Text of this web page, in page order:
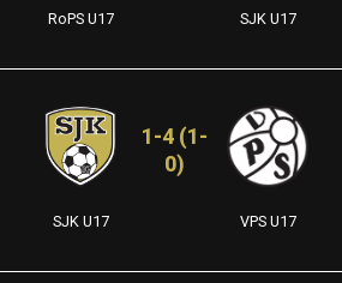
RoPS U17 SJK U17
SJK U17
1-4 (1-
0)
VPS U17